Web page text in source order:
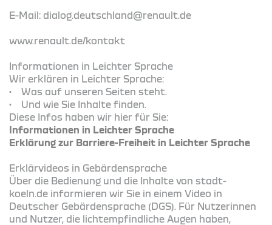
E-Mail: dialog.deutschland@renault.de
www.renault.de/kontakt
Informationen in Leichter Sprache
Wir erklären in Leichter Sprache:
• Was auf unseren Seiten steht.
• Und wie Sie Inhalte finden.
Diese Infos haben wir hier für Sie:
Informationen in Leichter Sprache
Erklärung zur Barriere-Freiheit in Leichter Sprache
Erklärvideos in Gebärdensprache
Über die Bedienung und die Inhalte von stadt-
koeln.de informieren wir Sie in einem Video in
Deutscher Gebärdensprache (DGS). Für Nutzerinnen
und Nutzer, die lichtempfindliche Augen haben,